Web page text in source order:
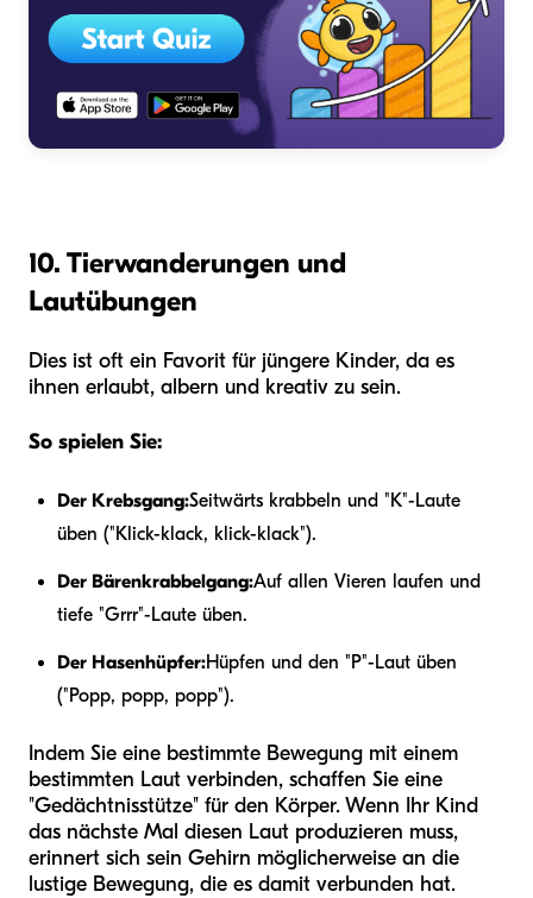
10. Tierwanderungen und
Lautübungen
Dies ist oft ein Favorit für jüngere Kinder, da es
ihnen erlaubt, albern und kreativ zu sein.
So spielen Sie:
Der Krebsgang:Seitwärts krabbeln und "K"-Laute
üben ("Klick-klack, klick-klack").
Der Bärenkrabbelgang:Auf allen Vieren laufen und
tiefe "Grrr"-Laute üben.
Der Hasenhüpfer:Hüpfen und den "P"-Laut üben
("Popp, popp, popp").
Indem Sie eine bestimmte Bewegung mit einem
bestimmten Laut verbinden, schaffen Sie eine
"Gedächtnisstütze" für den Körper. Wenn Ihr Kind
das nächste Mal diesen Laut produzieren muss,
erinnert sich sein Gehirn möglicherweise an die
lustige Bewegung, die es damit verbunden hat.